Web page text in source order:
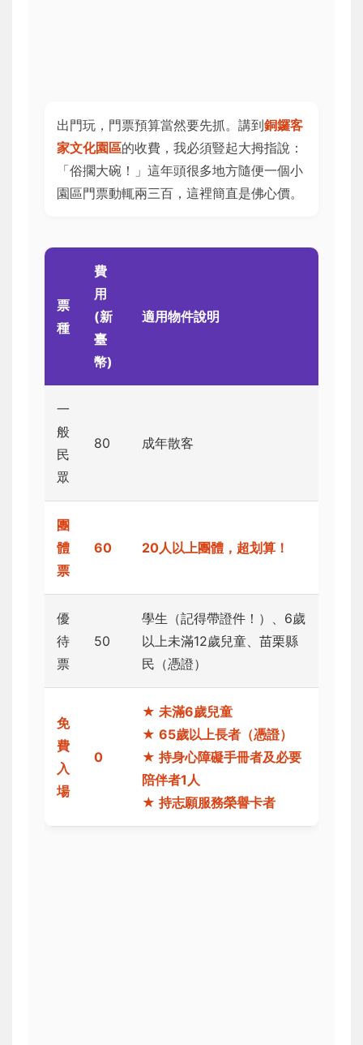
出門玩，門票預算當然要先抓。講到銅鑼客
家文化園區的收費，我必須豎起大拇指說：
「俗擱大碗！」這年頭很多地方隨便一個小
園區門票動輒兩三百，這裡簡直是佛心價。
票
種
費
用
(新
臺
幣)
適用物件說明
一
般
民
眾
80 成年散客
團
體
票
60 20人以上團體，超划算！
優
待
票
50
學生（記得帶證件！）、6歲
以上未滿12歲兒童、苗栗縣
民（憑證）
免
費
入
場
0
★ 未滿6歲兒童
★ 65歲以上長者（憑證）
★ 持身心障礙手冊者及必要
陪伴者1人
★ 持志願服務榮譽卡者